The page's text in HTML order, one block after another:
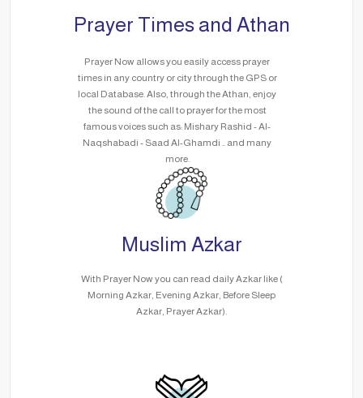
Prayer Times and Athan
Prayer Now allows you easily access prayer
times in any country or city through the GPS or
local Database. Also, through the Athan, enjoy
the sound of the call to prayer for the most
famous voices such as: Mishary Rashid - Al-
Naqshabadi - Saad Al-Ghamdi .. and many
more.
Muslim Azkar
With Prayer Now you can read daily Azkar like (
Morning Azkar, Evening Azkar, Before Sleep
Azkar, Prayer Azkar).